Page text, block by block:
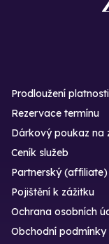
Prodloužení
Rezervace termínu
Dárkový poukaz na
Ceník služeb
Partnerský
Pojištění k zážitku
Ochrana osobních
Obchodní podmínky